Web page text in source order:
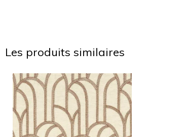
Les produits similaires